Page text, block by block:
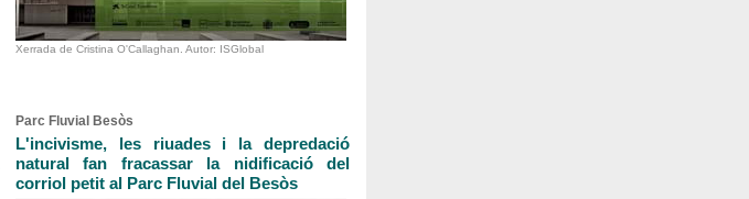
Xerrada de Cristina O'Callaghan. Autor: ISGlobal
Parc Fluvial Besòs
L'incivisme, les riuades i la depredació
natural fan fracassar la nidificació del
corriol petit al Parc Fluvial del Besòs